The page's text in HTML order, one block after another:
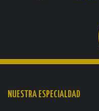
NUESTRA ESPECIALDAD